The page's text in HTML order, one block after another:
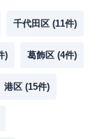
千代田区 (11件)
) 葛飾区 (4件)
港区 (15件)